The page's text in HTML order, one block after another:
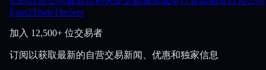
Earn2TradeThe5ers
加入 12,500+ 位交易者
订阅以获取最新的自营交易新闻、优惠和独家信息